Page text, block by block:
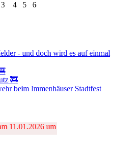
3 4 5 6
- und doch wird es auf einmal
🚒
beim Immenhäuser Stadtfest
um 09:11 Uhr